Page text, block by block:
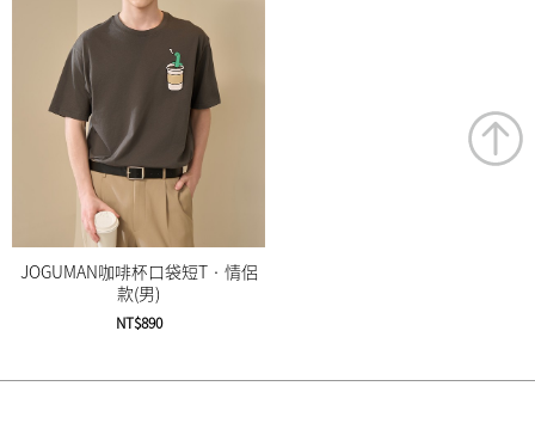
JOGUMAN咖啡杯口袋短T‧情侶
款(男)
NT$890